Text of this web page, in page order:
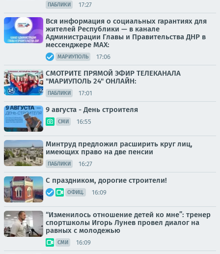
ПАБЛИКИ 17:27
Вся информация о социальных гарантиях для
жителей Республики — в канале
Администрации Главы и Правительства ДНР в
мессенджере MAX:
МАРИУПОЛЬ 17:06
СМОТРИТЕ ПРЯМОЙ ЭФИР ТЕЛЕКАНАЛА
"МАРИУПОЛЬ 24" ОНЛАЙН:
ПАБЛИКИ 17:01
9 августа - День строителя
СМИ 16:55
Минтруд предложил расширить круг лиц,
имеющих право на две пенсии
ПАБЛИКИ 16:27
С праздником, дорогие строители!
ОФИЦ. 16:09
“Изменилось отношение детей ко мне”: тренер
спортшколы Игорь Лунев провел диалог на
равных с молодежью
СМИ 16:09